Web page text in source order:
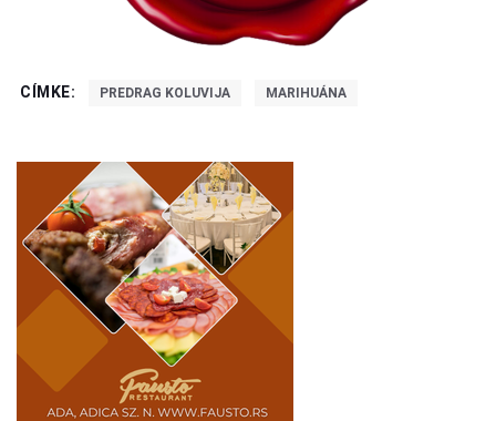
CÍMKE: PREDRAG KOLUVIJA MARIHUÁNA